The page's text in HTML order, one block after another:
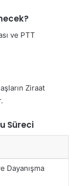
ve PTT
Ziraat
Süreci
Dayanışma